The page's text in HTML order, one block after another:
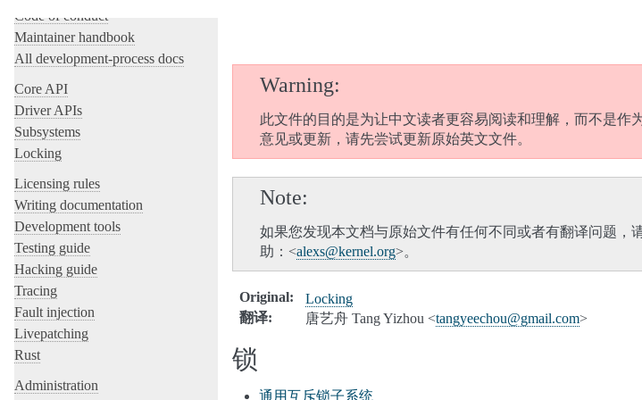
Code of conduct
Maintainer handbook
All development-process docs
Core API
Driver APIs
Subsystems
Locking
Licensing rules
Writing documentation
Development tools
Testing guide
Hacking guide
Tracing
Fault injection
Livepatching
Rust
Administration
Warning
此文件的目的是为让中文读者更容易阅读和理解，而不是作
意见或更新，请先尝试更新原始英文文件。
Note
如果您发现本文档与原始文件有任何不同或者有翻译问题，
助：<alexs@kernel.org>。
Original:
Locking
翻译: 唐艺舟 Tang Yizhou <tangyeechou@gmail.com>
锁
通用互斥锁子系统